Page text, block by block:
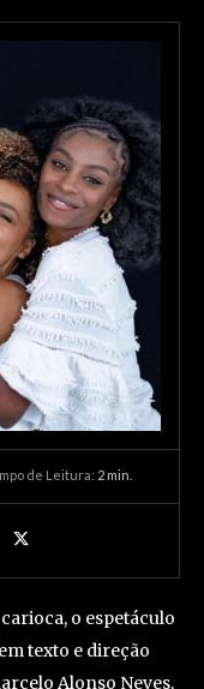
de Leitura: 2min.
o espetáculo
texto e direção
Alonso Neves,